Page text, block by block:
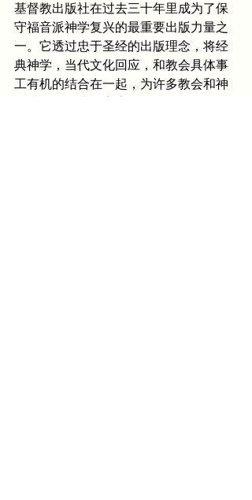
基督教出版社在过去三十年里成为了保
守福音派神学复兴的最重要出版力量之
一。它透过忠于圣经的出版理念，将经
典神学，当代文化回应，和教会具体事
工有机的结合在一起，为许多教会和神